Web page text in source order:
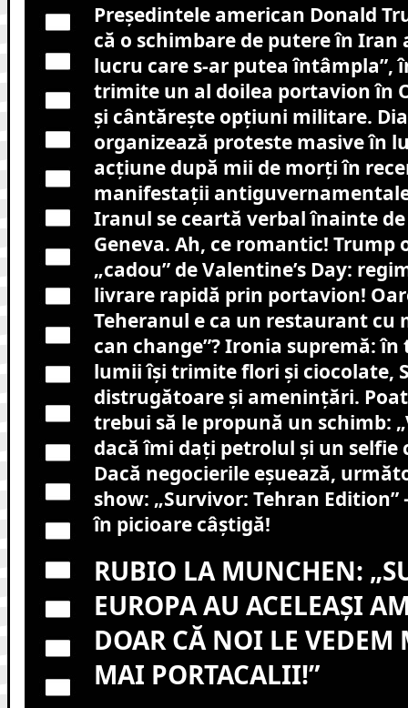
Președintele american Donald
că o schimbare de putere în Iran
lucru care s-ar putea întâmpla”,
trimite un al doilea portavion în
și cântărește opțiuni militare.
organizează proteste masive în
acțiune după mii de morți în
manifestații
Iranul se ceartă verbal înainte
Geneva. Ah, ce romantic!
„cadou” de Valentine’s Day:
livrare rapidă prin portavion!
Teheranul e ca un restaurant cu
can change”? Ironia supremă:
lumii își trimite flori și ciocolate,
distrugătoare și amenințări.
trebui să le propună un schimb:
dacă îmi dați petrolul și un selfie
Dacă negocierile eșuează,
show: „Survivor: Tehran
în picioare câștigă!
RUBIO LA MUNCHEN:
EUROPA AU ACELEAȘI
DOAR CĂ NOI LE
MAI PORTACALII!”